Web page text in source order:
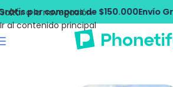
Saltar a la navegación
Ir al contenido principal
por compras de $150.000Envío